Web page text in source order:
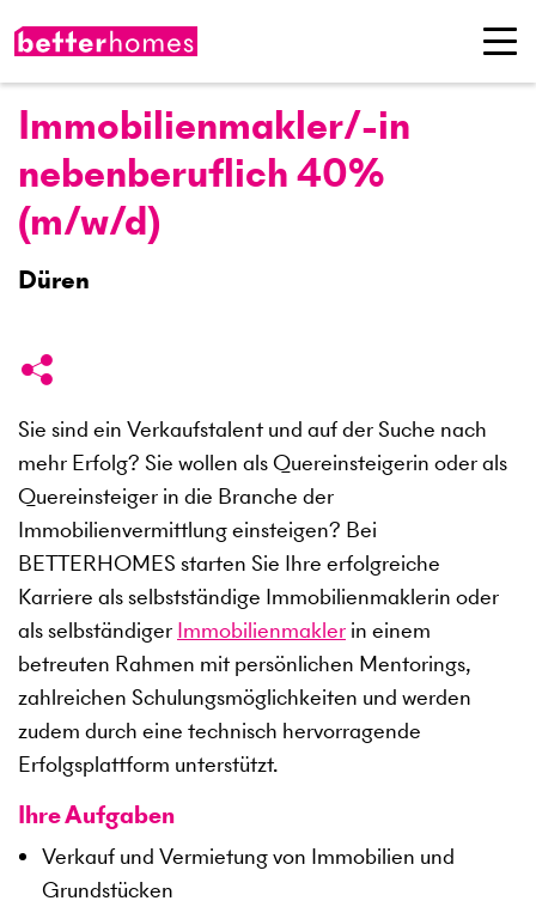
Immobilienmakler/-in
nebenberuflich 40%
(m/w/d)
Düren
Sie sind ein Verkaufstalent und auf der Suche nach
mehr Erfolg? Sie wollen als Quereinsteigerin oder als
Quereinsteiger in die Branche der
Immobilienvermittlung einsteigen? Bei
BETTERHOMES starten Sie Ihre erfolgreiche
Karriere als selbstständige Immobilienmaklerin oder
als selbständiger Immobilienmakler in einem
betreuten Rahmen mit persönlichen Mentorings,
zahlreichen Schulungsmöglichkeiten und werden
zudem durch eine technisch hervorragende
Erfolgsplattform unterstützt.
Ihre Aufgaben
Verkauf und Vermietung von Immobilien und
Grundstücken